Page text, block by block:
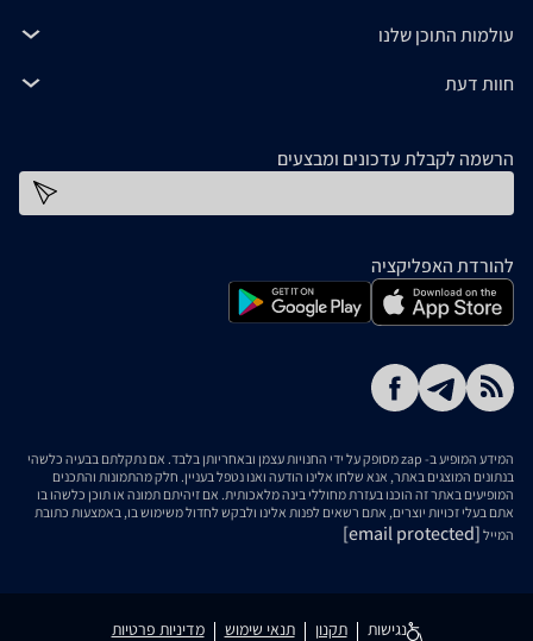
עולמות התוכן שלנו
חוות דעת
הרשמה לקבלת עדכונים ומבצעים
להורדת האפליקציה
המידע המופיע ב- zap מסופק על ידי החנויות עצמן ובאחריותן בלבד. אם נתקלתם בבעיה כלשהי
בנתונים המוצגים באתר, אנא שלחו אלינו הודעה ואנו נטפל בעניין. חלק מהתמונות והתכנים
המופיעים באתר זה הוכנו בעזרת מחוללי בינה מלאכותית. אם זיהיתם תמונה או תוכן כלשהו בו
אתם בעלי זכויות יוצרים, אתם רשאים לפנות אלינו ולבקש לחדול משימוש בו, באמצעות כתובת
המייל [email protected]
נגישות תקנון תנאי שימוש מדיניות פרטיות